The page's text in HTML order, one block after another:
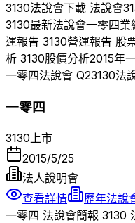
3130法說會下載 法說會
3130最新法說會一零四業
運報告 3130營運報告 股
析 3130股價分析2015年
一零四法說會 Q23130法
一零四
3130 上市
2015/5/25
法人說明會
查看詳情
歷年法說
一零四 法說會簡報 3130